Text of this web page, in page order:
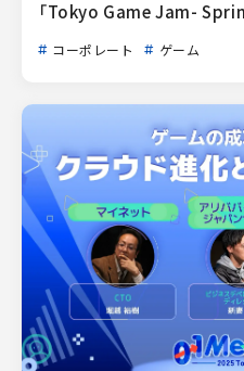
「Tokyo Game Jam-
コーポレート ゲーム